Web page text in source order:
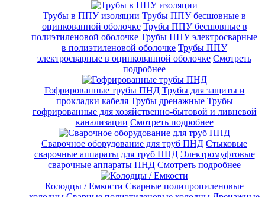
Трубы в ППУ изоляции Трубы ППУ бесшовные в
оцинкованной оболочке Трубы ППУ бесшовные в
полиэтиленовой оболочке Трубы ППУ электросварные
в полиэтиленовой оболочке Трубы ППУ
электросварные в оцинкованной оболочке Смотреть
подробнее
Гофрированные трубы ПНД Трубы для защиты и
прокладки кабеля Трубы дренажные Трубы
гофрированные для хозяйственно-бытовой и ливневой
канализации Смотреть подробнее
Сварочное оборудование для труб ПНД Стыковые
сварочные аппараты для труб ПНД Электромуфтовые
сварочные аппараты ПНД Смотреть подробнее
Колодцы / Емкости Сварные полипропиленовые